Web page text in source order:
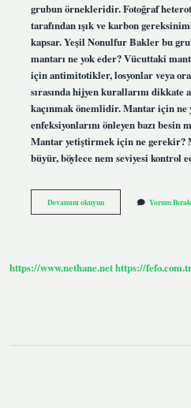
grubun örnekleridir. Fotoğraf
tarafından ışık ve karbon
kapsar. Yeşil Nonulfur Bakler bu
mantarı ne yok eder? Vücuttaki
için antimitotikler, losyonlar veya
sırasında hijyen kurallarını
kaçınmak önemlidir. Mantar için ne
enfeksiyonlarını önleyen bazı besin
Mantar yetiştirmek için ne
büyür, böylece nem seviyesi
Devamını okuyunMantar
Ne
Yorum Bırak
https://www.nethane.nethttps://